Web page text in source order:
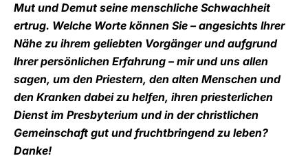
Mut und Demut seine menschliche Schwachheit
ertrug. Welche Worte können Sie – angesichts Ihrer
Nähe zu ihrem geliebten Vorgänger und aufgrund
Ihrer persönlichen Erfahrung – mir und uns allen
sagen, um den Priestern, den alten Menschen und
den Kranken dabei zu helfen, ihren priesterlichen
Dienst im Presbyterium und in der christlichen
Gemeinschaft gut und fruchtbringend zu leben?
Danke!